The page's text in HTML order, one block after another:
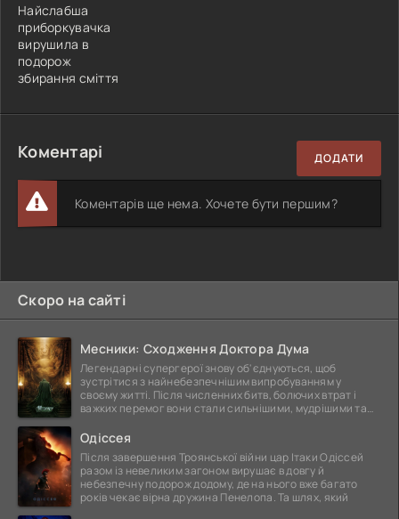
Найслабша
приборкувачка
вирушила в
подорож
збирання сміття
Коментарі ДОДАТИ
Коментарів ще нема. Хочете бути першим?
Скоро на сайті
Месники: Сходження Доктора Дума
Легендарні супергерої знову об'єднуються, щоб
зустрітися з найнебезпечнішим випробуванням у
своєму житті. Після численних битв, болючих втрат і
важких перемог вони стали сильнішими, мудрішими та
Одіссея
Після завершення Троянської війни цар Ітаки Одіссей
разом із невеликим загоном вирушає в довгу й
небезпечну подорож додому, де на нього вже багато
років чекає вірна дружина Пенелопа. Та шлях, який